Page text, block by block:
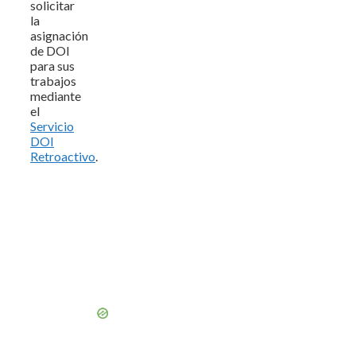
solicitar
la
asignación
de DOI
para sus
trabajos
mediante
el
Servicio
DOI
Retroactivo